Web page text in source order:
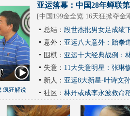
疯狂解说
亚运落幕：中国28年蝉联
[中国199金全览 16天狂掀夺金
总结： 段世杰批男女足成绩
意外： 亚运八大意外：跆拳
围棋： 亚运十大经典战例：
失意： 11大失意明星：张琳
新人： 亚运8大新星-叶诗文
社区： 林丹或成李永波救命